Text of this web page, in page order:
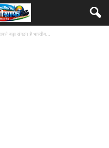
बड़ा संगठन है भारतीय...